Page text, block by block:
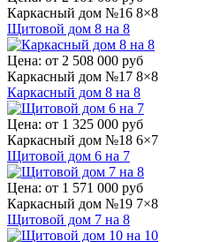
Каркасный дом №16 8×8
Щитовой дом 8 на 8
Цена: от 2 508 000 руб
Каркасный дом №17 8×8
Каркасный дом 8 на 8
Цена: от 1 325 000 руб
Каркасный дом №18 6×7
Щитовой дом 6 на 7
Цена: от 1 571 000 руб
Каркасный дом №19 7×8
Щитовой дом 7 на 8